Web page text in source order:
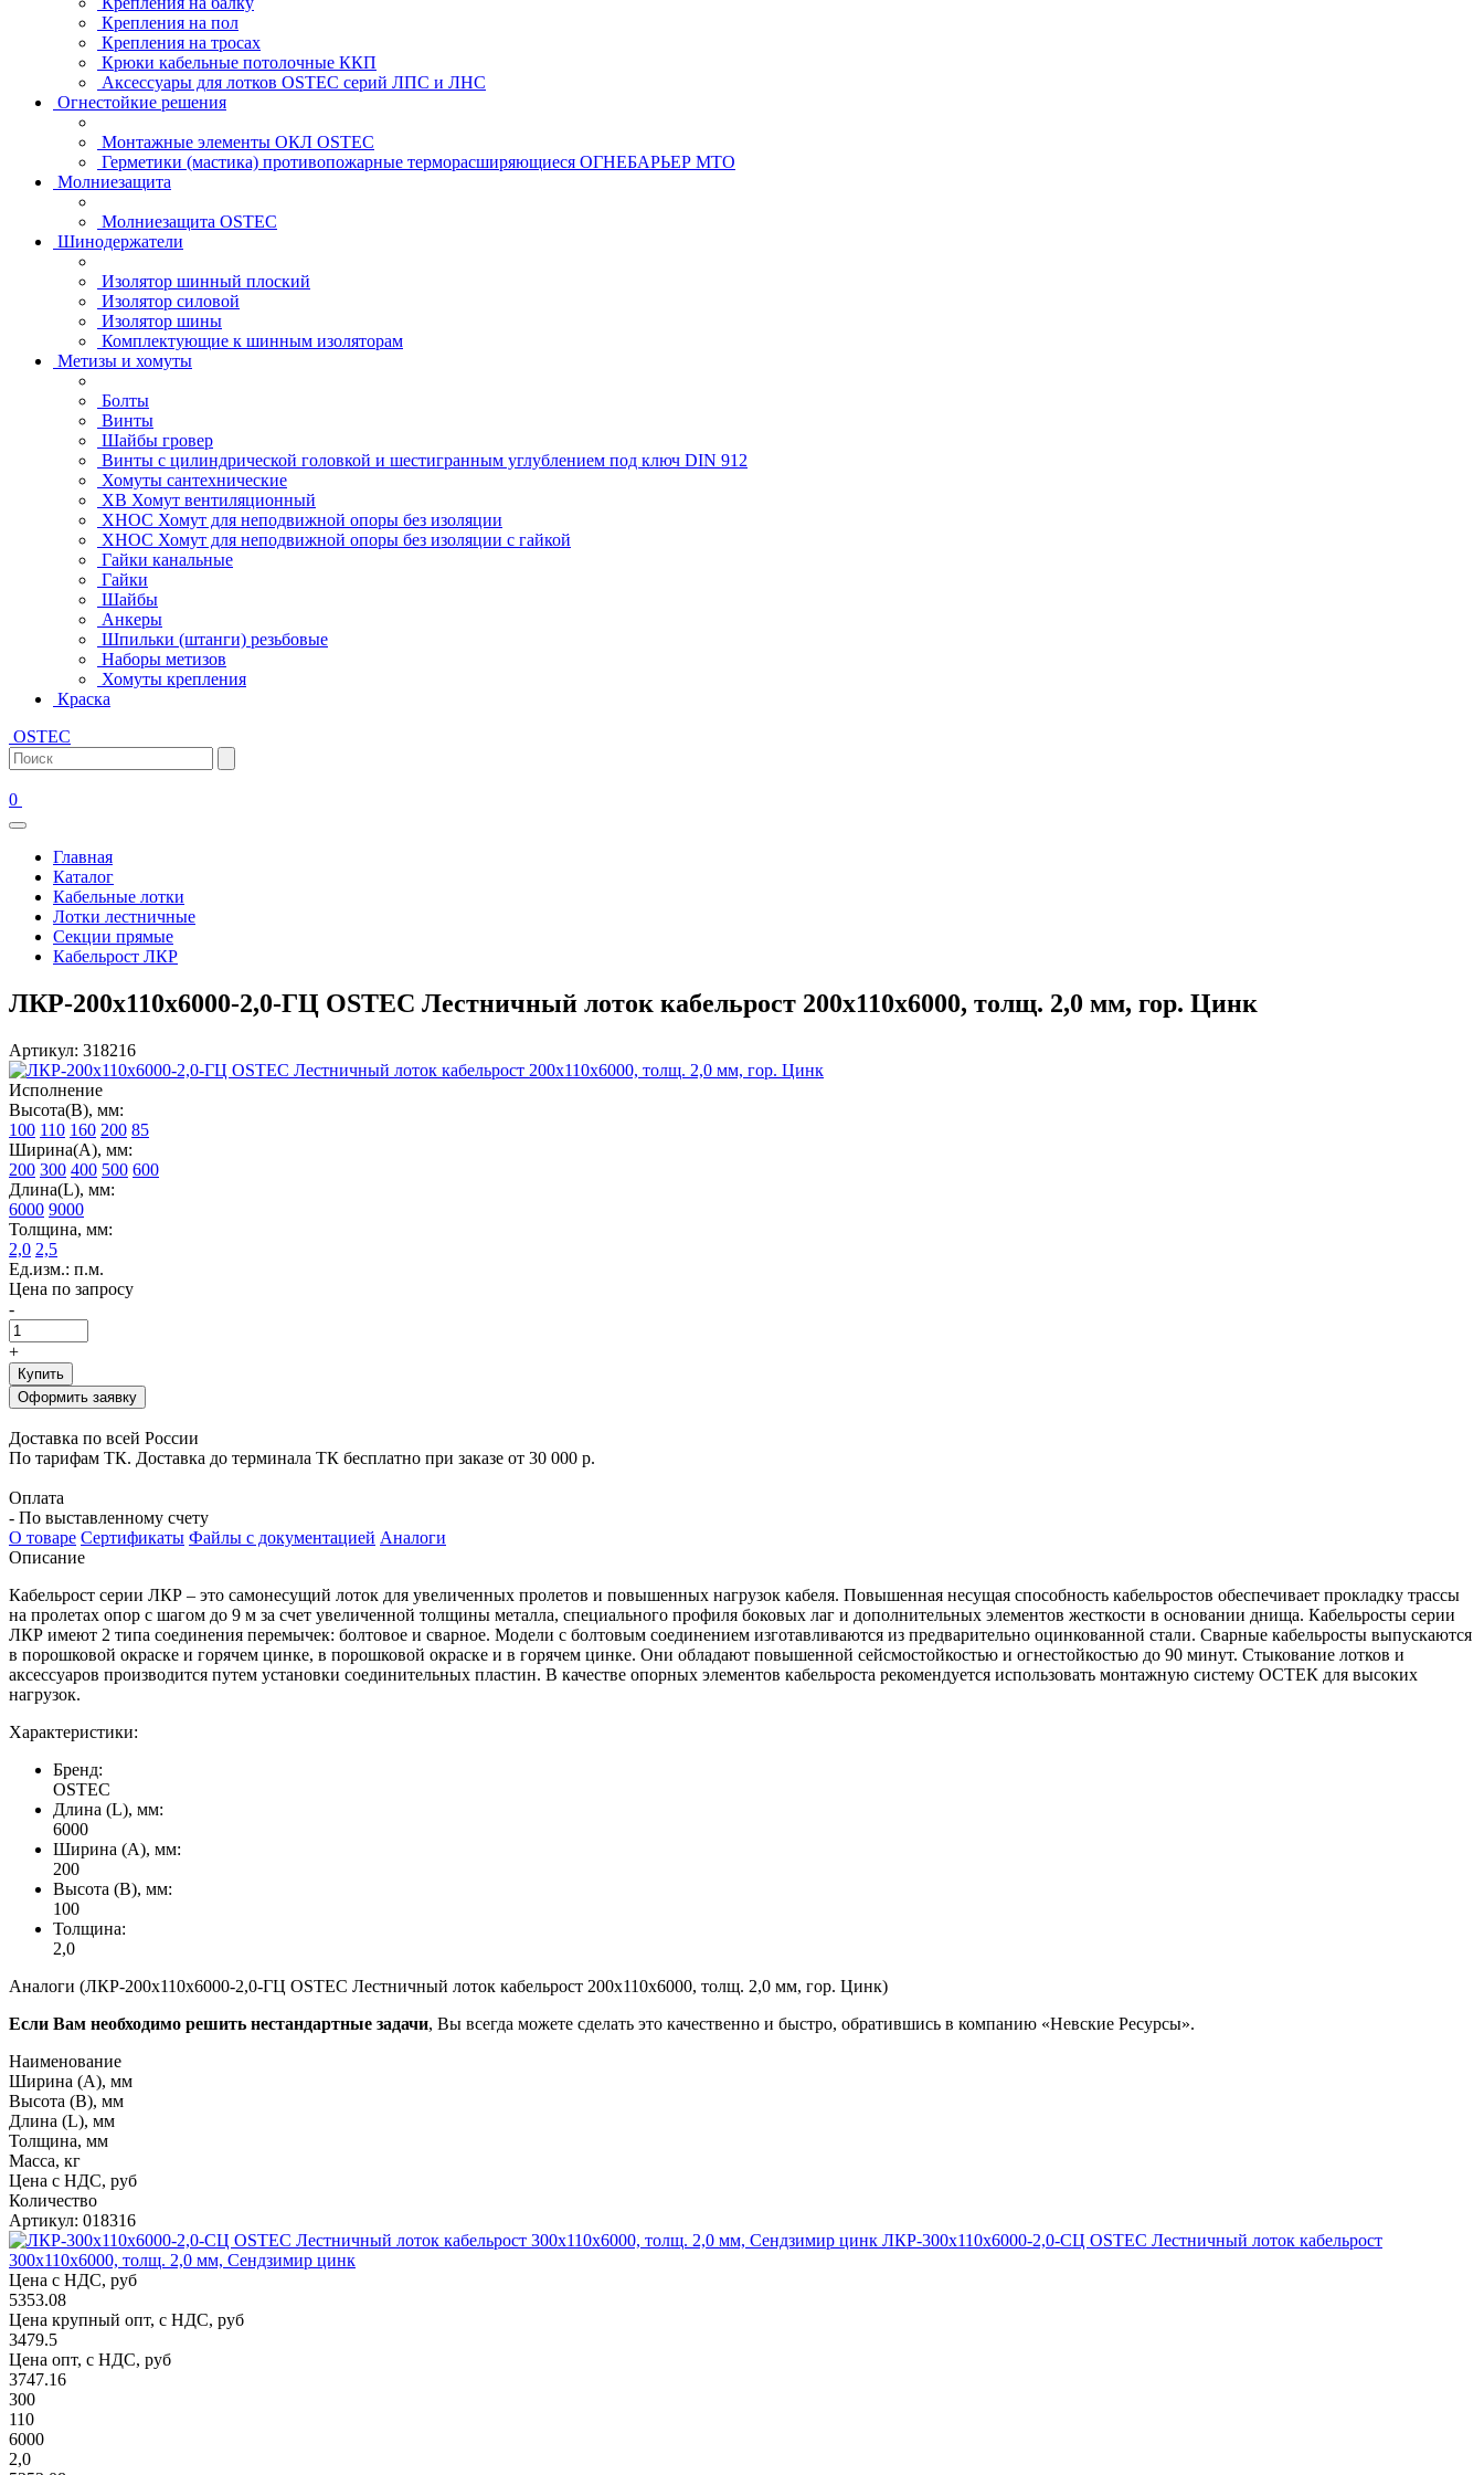
Крепления на пол
Крепления на тросах
Крюки кабельные потолочные ККП
Аксессуары для лотков OSTEC серий ЛПС и ЛНС
Огнестойкие решения
Монтажные элементы ОКЛ OSTEC
Герметики (мастика) противопожарные терморасширяющиеся ОГНЕБАРЬЕР МТО
Молниезащита
Молниезащита OSTEC
Шинодержатели
Изолятор шинный плоский
Изолятор силовой
Изолятор шины
Комплектующие к шинным изоляторам
Метизы и хомуты
Болты
Винты
Шайбы гровер
Винты с цилиндрической головкой и шестигранным углублением под ключ DIN 912
Хомуты сантехнические
ХВ Хомут вентиляционный
ХНОС Хомут для неподвижной опоры без изоляции
ХНОС Хомут для неподвижной опоры без изоляции с гайкой
Гайки канальные
Гайки
Шайбы
Анкеры
Шпильки (штанги) резьбовые
Наборы метизов
Хомуты крепления
Краска
OSTEC
0
Главная
Каталог
Кабельные лотки
Лотки лестничные
Секции прямые
Кабельрост ЛКР
ЛКР-200х110х6000-2,0-ГЦ OSTEC Лестничный лоток кабельрост 200х110х6000, толщ. 2,0 мм, гор. Цинк
Артикул: 318216
Исполнение
Высота(В), мм:
100 110 160 200 85
Ширина(А), мм:
200 300 400 500 600
Длина(L), мм:
6000 9000
Толщина, мм:
2,0 2,5
Ед.изм.: п.м.
Цена по запросу
-
+
Купить
Оформить заявку
Доставка по всей России
По тарифам ТК. Доставка до терминала ТК бесплатно при заказе от 30 000 р.
Оплата
- По выставленному счету
О товаре Сертификаты Файлы с документацией Аналоги
Описание
Кабельрост серии ЛКР – это самонесущий лоток для увеличенных пролетов и повышенных нагрузок кабеля. Повышенная несущая способность кабельростов обеспечивает прокладку трассы
на пролетах опор с шагом до 9 м за счет увеличенной толщины металла, специального профиля боковых лаг и дополнительных элементов жесткости в основании днища. Кабельросты серии
ЛКР имеют 2 типа соединения перемычек: болтовое и сварное. Модели с болтовым соединением изготавливаются из предварительно оцинкованной стали. Сварные кабельросты выпускаются
в порошковой окраске и горячем цинке, в порошковой окраске и в горячем цинке. Они обладают повышенной сейсмостойкостью и огнестойкостью до 90 минут. Стыкование лотков и
аксессуаров производится путем установки соединительных пластин. В качестве опорных элементов кабельроста рекомендуется использовать монтажную систему ОСТЕК для высоких
нагрузок.
Характеристики:
Бренд:
OSTEC
Длина (L), мм:
6000
Ширина (А), мм:
200
Высота (В), мм:
100
Толщина:
2,0
Аналоги (ЛКР-200х110х6000-2,0-ГЦ OSTEC Лестничный лоток кабельрост 200х110х6000, толщ. 2,0 мм, гор. Цинк)
Если Вам необходимо решить нестандартные задачи, Вы всегда можете сделать это качественно и быстро, обратившись в компанию «Невские Ресурсы».
Наименование
Ширина (А), мм
Высота (В), мм
Длина (L), мм
Толщина, мм
Масса, кг
Цена с НДС, руб
Количество
Артикул: 018316
ЛКР-300х110х6000-2,0-СЦ OSTEC Лестничный лоток кабельрост
300х110х6000, толщ. 2,0 мм, Сендзимир цинк
Цена с НДС, руб
5353.08
Цена крупный опт, с НДС, руб
3479.5
Цена опт, с НДС, руб
3747.16
300
110
6000
2,0